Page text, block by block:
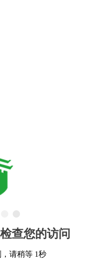
查您的访问
请稍等 1秒